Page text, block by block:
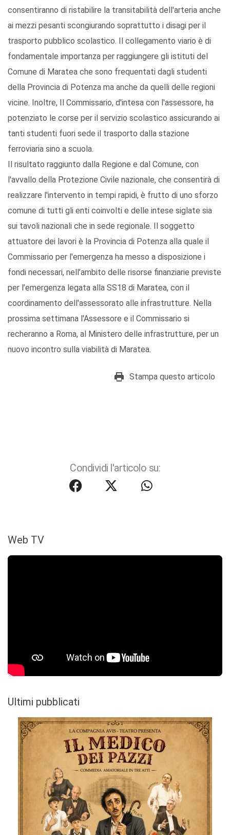
consentiranno di ristabilire la transitabilità dell'arteria anche
ai mezzi pesanti scongiurando soprattutto i disagi per il
trasporto pubblico scolastico. Il collegamento viario è di
fondamentale importanza per raggiungere gli istituti del
Comune di Maratea che sono frequentati dagli studenti
della Provincia di Potenza ma anche da quelli delle regioni
vicine. Inoltre, Il Commissario, d'intesa con l'assessore, ha
potenziato le corse per il servizio scolastico assicurando ai
tanti studenti fuori sede il trasporto dalla stazione
ferroviaria sino a scuola.
Il risultato raggiunto dalla Regione e dal Comune, con
l'avvallo della Protezione Civile nazionale, che consentirà di
realizzare l'intervento in tempi rapidi, è frutto di uno sforzo
comune di tutti gli enti coinvolti e delle intese siglate sia
sui tavoli nazionali che in sede regionale. Il soggetto
attuatore dei lavori è la Provincia di Potenza alla quale il
Commissario per l'emergenza ha messo a disposizione i
fondi necessari, nell’ambito delle risorse finanziarie previste
per l’emergenza legata alla SS18 di Maratea, con il
coordinamento dell'assessorato alle infrastrutture. Nella
prossima settimana l'Assessore e il Commissario si
recheranno a Roma, al Ministero delle infrastrutture, per un
nuovo incontro sulla viabilità di Maratea.
Stampa questo articolo
Condividi l'articolo su:
Web TV
Ultimi pubblicati